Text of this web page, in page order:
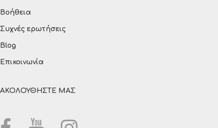
Βοήθεια
Συχνές ερωτήσεις
Blog
Επικοινωνία
ΑΚΟΛΟΥΘΗΣΤΕ ΜΑΣ